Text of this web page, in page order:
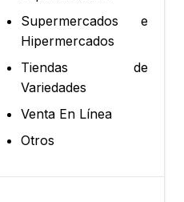
Supermercados e
Hipermercados
Tiendas de
Variedades
Venta En Línea
Otros